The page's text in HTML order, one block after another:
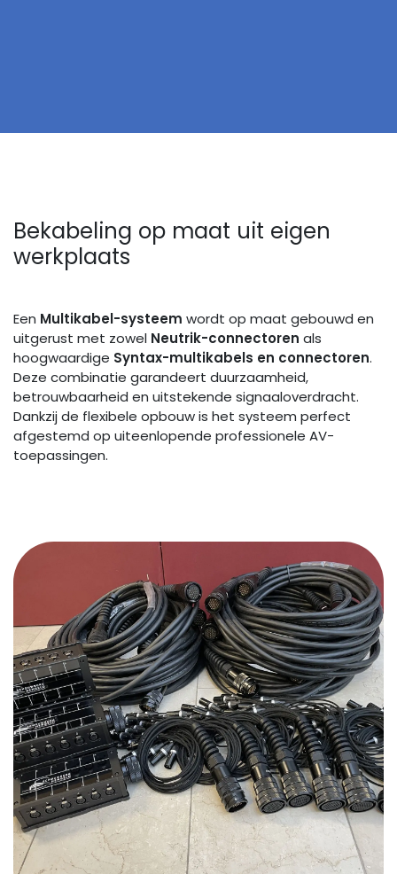
Bekabeling op maat uit eigen
werkplaats
Een Multikabel-systeem wordt op maat gebouwd en
uitgerust met zowel Neutrik-connectoren als
hoogwaardige Syntax-multikabels en connectoren.
Deze combinatie garandeert duurzaamheid,
betrouwbaarheid en uitstekende signaaloverdracht.
Dankzij de flexibele opbouw is het systeem perfect
afgestemd op uiteenlopende professionele AV-
toepassingen.